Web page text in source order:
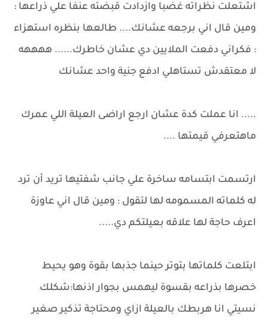
اشتعلت نظراته غضبا وازدادت قبضته عنفا علي ذراعها :
ومين قال اني برجعه عشانك.... طالعها بنظره استهزاء
: فكراني دفعت الملايين دي عشان خاطرك...... ههههه
لا معتقدش تستاهلي ادفع جنية واحد عشانك
..... انا عملت كدة عشان ارجع اراضى العيلة اللي عمرك
ماهتعرفي قيمتها ....
ارتسمت ابتسامه ساخرة علي جانب شفتيها تريد أن ترد
له كلماته المسمومه لها لتقول : ومين قال اني عاوزة
اعرف حاجة لها علاقه بعيلتكم دي.....
ابتلعت كلماتها بتوتر حينما جذبها بقوة وهو يحيط
خصرها بذراعه بقسوة ليهمس بجوار اذنها:شكلك
نسيتي انا هربطك بالعيلة ازاي ومحتاجة تذكير صغير